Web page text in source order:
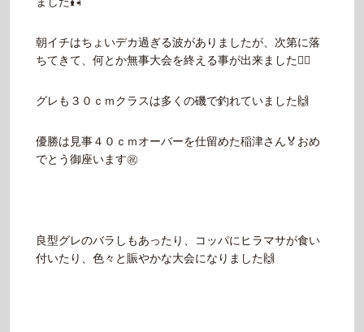
朝イチはちょいデカ過ぎる波がありましたが、次第に落
ちてきて、何とか無事大会を終える事が出来ました🙆‍♂️
グレも３０ｃｍクラスは多くの磯で釣れていました🙌
優勝は見事４０ｃｍオーバーを仕留めた稲津さん🏅おめ
でとう御座います㊗️
良型グレのバラしもあったり、コッパにヒラマサが食い
付いたり、色々と賑やかな大会になりました🙌